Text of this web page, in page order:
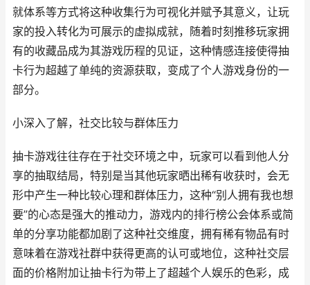
就体系等方式将这种收集行为可视化并赋予其意义，让玩
家的投入转化为可展示的虚拟成就，随着时刻推移玩家拥
有的收藏品成为其游戏历程的见证，这种情感连接使得抽
卡行为超越了单纯的资源获取，变成了个人游戏身份的一
部分。
小深入了解，社交比较与群体压力
抽卡游戏往往存在于社交环境之中，玩家可以看到他人分
享的抽取结局，特别是当其他玩家晒出稀有收获时，会无
形中产生一种比较心理和群体压力，这种“别人拥有我也想
要”的心态是强大的推动力，游戏内的排行榜公会体系或简
单的分享功能都加剧了这种社交维度，拥有稀有物品有时
意味着在游戏社群中获得更高的认可或地位，这种社交层
面的价格附加让抽卡行为带上了超越个人娱乐的色彩，成